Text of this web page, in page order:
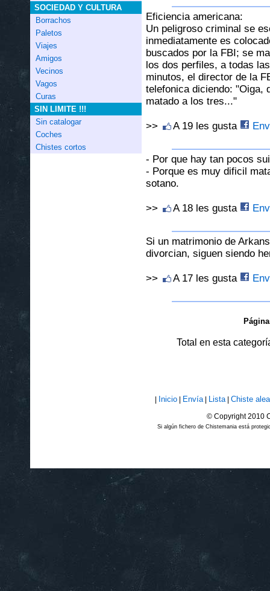
SOCIEDAD Y CULTURA
Borrachos
Paletos
Viajes
Amigos
Vecinos
Vagos
Curas
SIN LIMITE !!!
Sin catalogar
Coches
Chistes cortos
Eficiencia americana:
Un peligroso criminal se
inmediatamente es
buscados por la FBI; se
los dos perfiles, a todas
minutos, el director de la
telefonica diciendo: "Oiga,
matado a los tres..."
>> A 19 les gusta
- Por que hay tan pocos
- Porque es muy dificil
sotano.
>> A 18 les gusta
Si un matrimonio de
divorcian, siguen siendo
>> A 17 les gusta
Total en esta
Inicio Envía| Lista| Chiste
© Copyright 2010
Si algún fichero de Chistemania está